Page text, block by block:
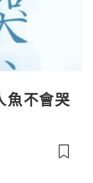
魚不會哭